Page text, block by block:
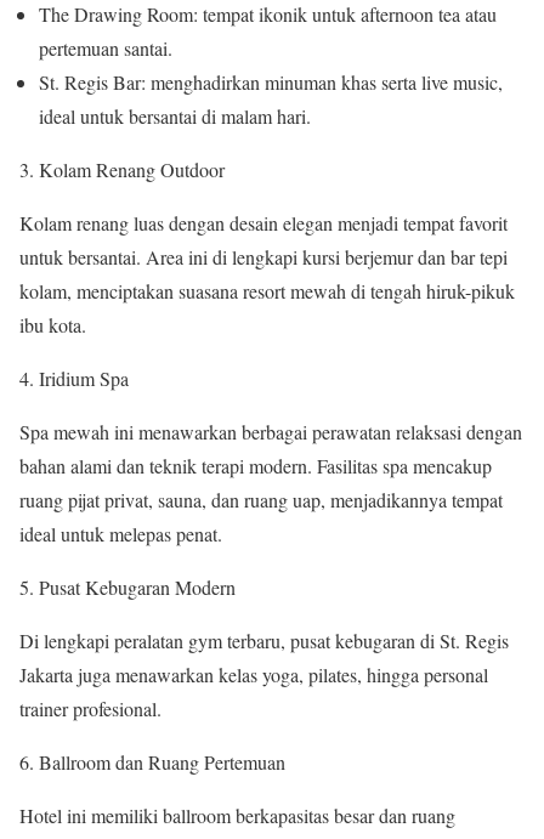
The Drawing Room: tempat ikonik untuk afternoon tea atau
pertemuan santai.
St. Regis Bar: menghadirkan minuman khas serta live music,
ideal untuk bersantai di malam hari.
Kolam Renang Outdoor
Kolam renang luas dengan desain elegan menjadi tempat favorit
untuk bersantai. Area ini di lengkapi kursi berjemur dan bar tepi
kolam, menciptakan suasana resort mewah di tengah hiruk-pikuk
ibu kota.
Iridium Spa
Spa mewah ini menawarkan berbagai perawatan relaksasi dengan
bahan alami dan teknik terapi modern. Fasilitas spa mencakup
ruang pijat privat, sauna, dan ruang uap, menjadikannya tempat
ideal untuk melepas penat.
Pusat Kebugaran Modern
Di lengkapi peralatan gym terbaru, pusat kebugaran di St. Regis
Jakarta juga menawarkan kelas yoga, pilates, hingga personal
trainer profesional.
Ballroom dan Ruang Pertemuan
Hotel ini memiliki ballroom berkapasitas besar dan ruang